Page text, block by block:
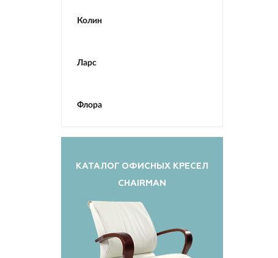
Колин
Ларс
Флора
КАТАЛОГ ОФИСНЫХ КРЕСЕЛ
CHAIRMAN